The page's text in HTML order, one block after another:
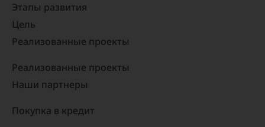
Этапы развития
Цель
Реализованные проекты​
Реализованные проекты
Наши партнеры
Покупка в кредит